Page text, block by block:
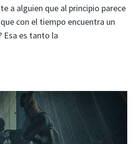
a alguien que al principio parece
con el tiempo encuentra un
Esa es tanto la